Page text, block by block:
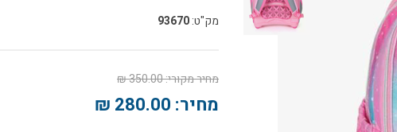
מק"ט:93670
מחיר מקורי:350.00 ₪
מחיר: 280.00 ₪